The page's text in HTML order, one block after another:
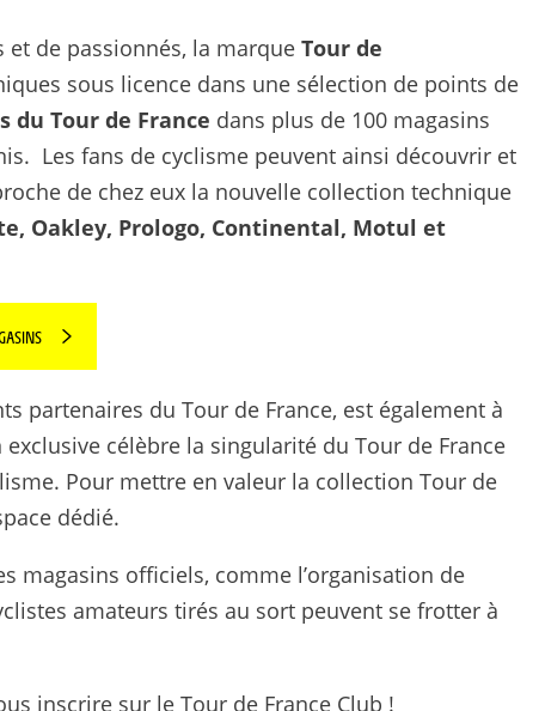
de passionnés, la marque Tour de
sous licence dans une sélection de points de
du Tour de France dans plus de 100 magasins
Les fans de cyclisme peuvent ainsi découvrir et
de chez eux la nouvelle collection technique
Oakley, Prologo, Continental, Motul et
partenaires du Tour de France, est également à
célèbre la singularité du Tour de France
Pour mettre en valeur la collection Tour de
dédié.
magasins officiels, comme l’organisation de
amateurs tirés au sort peuvent se frotter à
inscrire sur le Tour de France Club !